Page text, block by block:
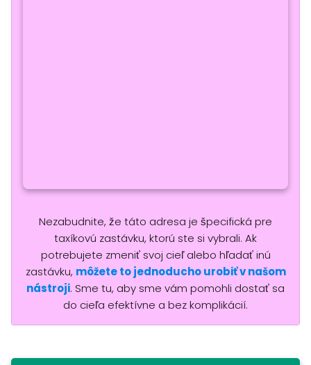
Nezabudnite, že táto adresa je špecifická pre
taxíkovú zastávku, ktorú ste si vybrali. Ak
potrebujete zmeniť svoj cieľ alebo hľadať inú
zastávku, môžete to jednoducho urobiť v našom
nástroji. Sme tu, aby sme vám pomohli dostať sa
do cieľa efektívne a bez komplikácií.